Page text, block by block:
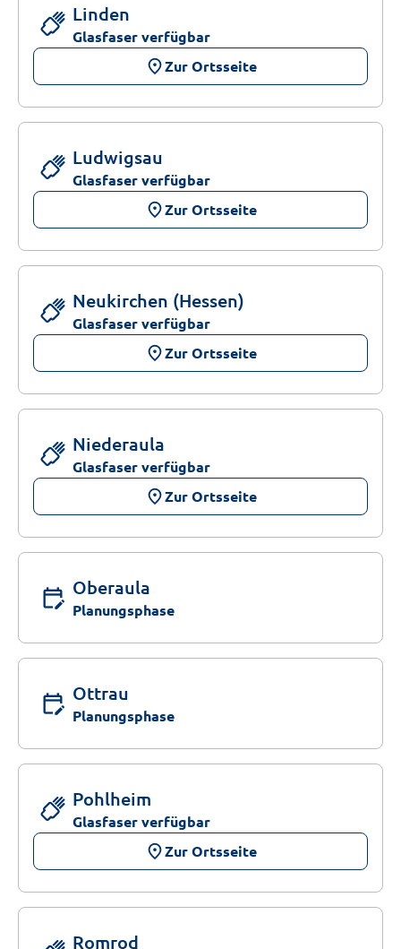
Linden
Glasfaser verfügbar
placeZur Ortsseite
Ludwigsau
Glasfaser verfügbar
placeZur Ortsseite
Neukirchen (Hessen)
Glasfaser verfügbar
placeZur Ortsseite
Niederaula
Glasfaser verfügbar
placeZur Ortsseite
edit_calendar Oberaula
Planungsphase
edit_calendar Ottrau
Planungsphase
Pohlheim
Glasfaser verfügbar
placeZur Ortsseite
Romrod